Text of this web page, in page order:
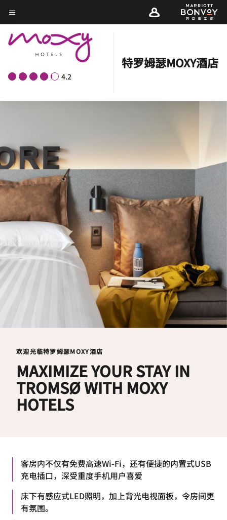
Skip
to
main
content
菜单文本
4.2
特罗姆瑟MOXY酒店
欢迎光临特罗姆瑟MOXY酒店
MAXIMIZE YOUR STAY IN
TROMSØ WITH MOXY
HOTELS
客房内不仅有免费高速Wi-Fi，还有便捷的内置式USB
充电插口，深受重度手机用户喜爱
床下有感应式LED照明，加上背光电视面板，令房间更
有氛围。